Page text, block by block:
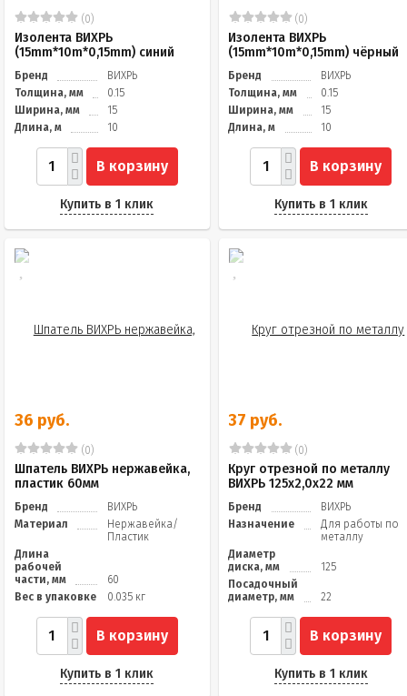
(0)
Изолента ВИХРЬ
(15mm*10m*0,15mm) синий
Бренд
ВИХРЬ
Толщина, мм
0.15
Ширина, мм
15
Длина, м
10
В корзину
Купить в 1 клик
(0)
Изолента ВИХРЬ
(15mm*10m*0,15mm) чёрный
Бренд
ВИХРЬ
Толщина, мм
0.15
Ширина, мм
15
Длина, м
10
В корзину
Купить в 1 клик
36 руб.
(0)
Шпатель ВИХРЬ нержавейка,
пластик 60мм
Бренд
ВИХРЬ
Материал
Нержавейка/
Пластик
Длина
рабочей
части, мм
60
Вес в упаковке
0.035 кг
В корзину
Купить в 1 клик
37 руб.
(0)
Круг отрезной по металлу
ВИХРЬ 125х2,0х22 мм
Бренд
ВИХРЬ
Назначение
Для работы по
металлу
Диаметр
диска, мм
125
Посадочный
диаметр, мм
22
В корзину
Купить в 1 клик